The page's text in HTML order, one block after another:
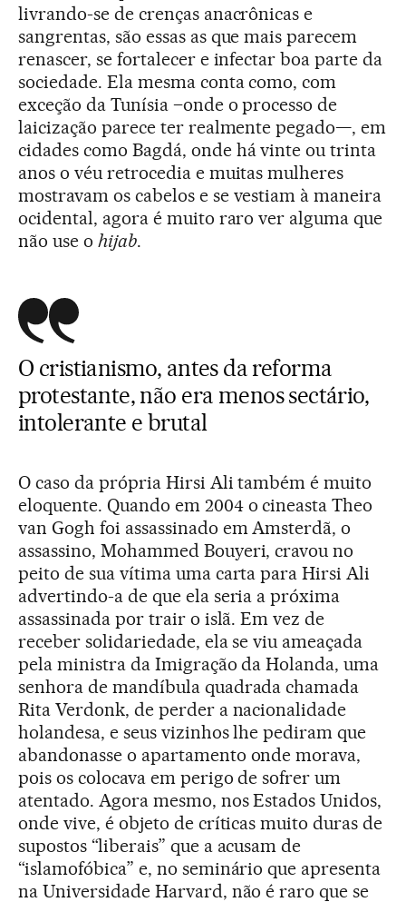
livrando-se de crenças anacrônicas e
sangrentas, são essas as que mais parecem
renascer, se fortalecer e infectar boa parte da
sociedade. Ela mesma conta como, com
exceção da Tunísia –onde o processo de
laicização parece ter realmente pegado—, em
cidades como Bagdá, onde há vinte ou trinta
anos o véu retrocedia e muitas mulheres
mostravam os cabelos e se vestiam à maneira
ocidental, agora é muito raro ver alguma que
não use o hijab.
O cristianismo, antes da reforma
protestante, não era menos sectário,
intolerante e brutal
O caso da própria Hirsi Ali também é muito
eloquente. Quando em 2004 o cineasta Theo
van Gogh foi assassinado em Amsterdã, o
assassino, Mohammed Bouyeri, cravou no
peito de sua vítima uma carta para Hirsi Ali
advertindo-a de que ela seria a próxima
assassinada por trair o islã. Em vez de
receber solidariedade, ela se viu ameaçada
pela ministra da Imigração da Holanda, uma
senhora de mandíbula quadrada chamada
Rita Verdonk, de perder a nacionalidade
holandesa, e seus vizinhos lhe pediram que
abandonasse o apartamento onde morava,
pois os colocava em perigo de sofrer um
atentado. Agora mesmo, nos Estados Unidos,
onde vive, é objeto de críticas muito duras de
supostos “liberais” que a acusam de
“islamofóbica” e, no seminário que apresenta
na Universidade Harvard, não é raro que se